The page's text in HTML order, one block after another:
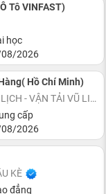
Tô VINFAST)
học
2026
Hồ Chí Minh)
CÔNG TY TNHH MTV KHÁCH SẠN - DU LỊCH - VẬN TẢI VŨ LINH
cấp
2026
KÈ
đẳng